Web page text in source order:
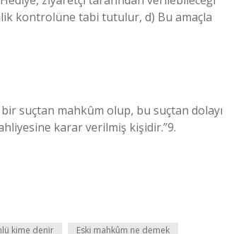
kontrolüne tabi tutulur, d) Bu amaçla
suçtan mahkûm olup, bu suçtan dolayı
karar verilmiş kişidir.”9.
kime denir Eski mahkûm ne demek